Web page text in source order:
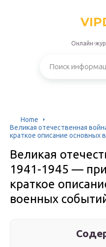
Онлайн-
Home
Великая отечественная
краткое описание основных
Великая
1941-1945 —
краткое
военных